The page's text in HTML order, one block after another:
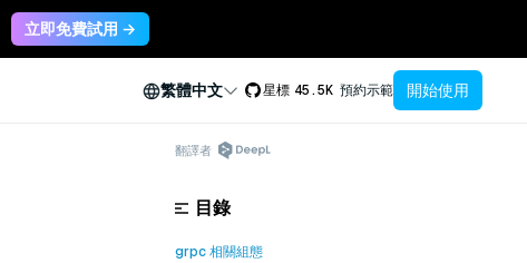
立即免費試用 →
繁體中文 星標 45.5K 預約示範 開始使用
翻譯者
目錄
grpc 相關組態